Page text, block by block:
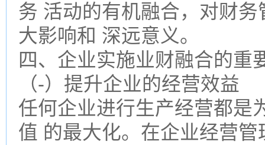
务 活动的有机融合，对财
大影响和 深远意义。
四、企业实施业财融合的重
（-）提升企业的经营效益
任何企业进行生产经营都是
值 的最大化。在企业经营